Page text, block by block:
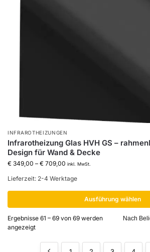
INFRAROTHEIZUNGEN
Infrarotheizung Glas HVH GS –
Design für Wand & Decke
€ 349,00 – € 709,00 inkl. MwSt.
Lieferzeit: 2-4 Werktage
Ausführung wählen
Ergebnisse 61 – 69 von 69 werden
angezeigt